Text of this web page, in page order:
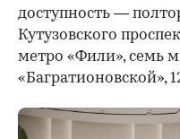
доступность —
Кутузовского
метро «Фили», семь
«Багратионовской»,